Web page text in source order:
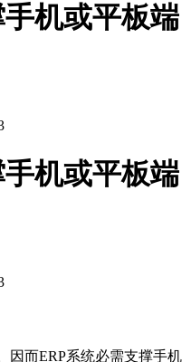
机或平板端
机或平板端
而ERP系统必需支撑手机